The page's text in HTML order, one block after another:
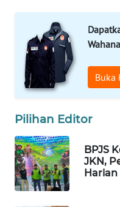
Buka
Pilihan Editor
BPJS
JKN,
TRAVEL
WAHANA
TV
WAHANANEWS
WAHANANEWS
CO ID
WAHANANEWS
NET